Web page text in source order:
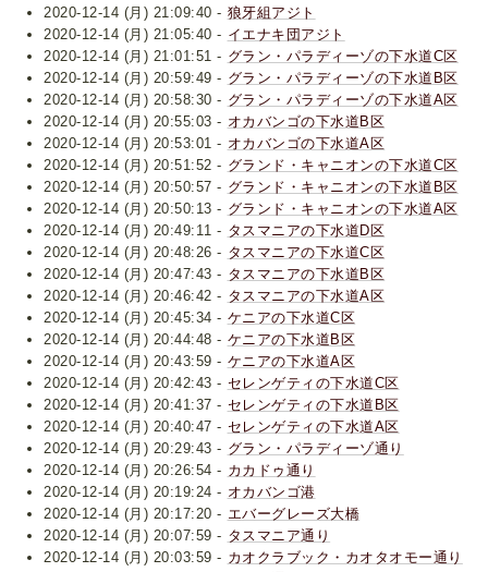
2020-12-14 (月) 21:09:40 - 狼牙組アジト
2020-12-14 (月) 21:05:40 - イエナキ団アジト
2020-12-14 (月) 21:01:51 - グラン・パラディーゾの下水道C区
2020-12-14 (月) 20:59:49 - グラン・パラディーゾの下水道B区
2020-12-14 (月) 20:58:30 - グラン・パラディーゾの下水道A区
2020-12-14 (月) 20:55:03 - オカバンゴの下水道B区
2020-12-14 (月) 20:53:01 - オカバンゴの下水道A区
2020-12-14 (月) 20:51:52 - グランド・キャニオンの下水道C区
2020-12-14 (月) 20:50:57 - グランド・キャニオンの下水道B区
2020-12-14 (月) 20:50:13 - グランド・キャニオンの下水道A区
2020-12-14 (月) 20:49:11 - タスマニアの下水道D区
2020-12-14 (月) 20:48:26 - タスマニアの下水道C区
2020-12-14 (月) 20:47:43 - タスマニアの下水道B区
2020-12-14 (月) 20:46:42 - タスマニアの下水道A区
2020-12-14 (月) 20:45:34 - ケニアの下水道C区
2020-12-14 (月) 20:44:48 - ケニアの下水道B区
2020-12-14 (月) 20:43:59 - ケニアの下水道A区
2020-12-14 (月) 20:42:43 - セレンゲティの下水道C区
2020-12-14 (月) 20:41:37 - セレンゲティの下水道B区
2020-12-14 (月) 20:40:47 - セレンゲティの下水道A区
2020-12-14 (月) 20:29:43 - グラン・パラディーゾ通り
2020-12-14 (月) 20:26:54 - カカドゥ通り
2020-12-14 (月) 20:19:24 - オカバンゴ港
2020-12-14 (月) 20:17:20 - エバーグレーズ大橋
2020-12-14 (月) 20:07:59 - タスマニア通り
2020-12-14 (月) 20:03:59 - カオクラブック・カオタオモー通り